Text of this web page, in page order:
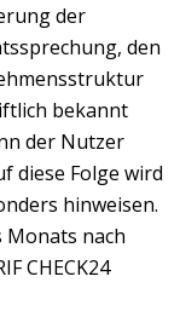
der
den
bekannt
der Nutzer
diese Folge wird
hinweisen.
Monats nach
CHECK24